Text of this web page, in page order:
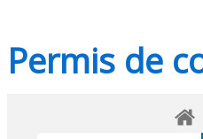
Permis de